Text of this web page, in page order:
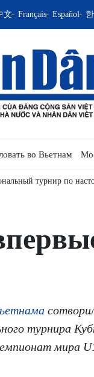
文 Français Español
во Вьетнам
турнир по
турнира
мира